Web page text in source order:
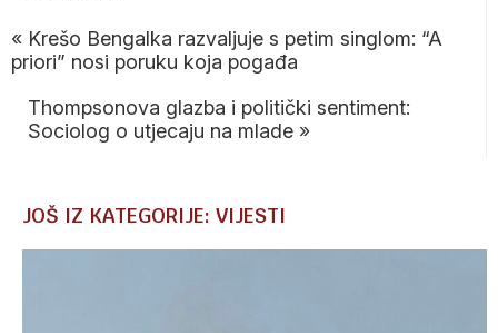
« Krešo Bengalka razvaljuje s petim singlom: “A
priori” nosi poruku koja pogađa
Thompsonova glazba i politički sentiment:
Sociolog o utjecaju na mlade »
JOŠ IZ KATEGORIJE: VIJESTI